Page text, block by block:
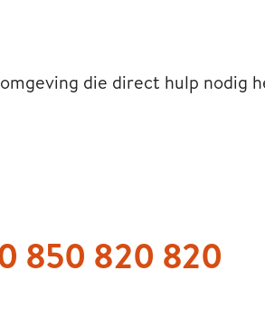
die direct hulp nodig
850 820 820